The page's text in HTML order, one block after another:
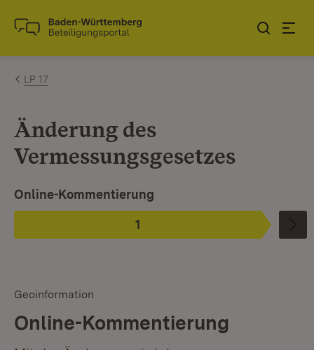
Zum Inhalt springen
Link zur Startseite
LP 17
Änderung des
Vermessungsgesetzes
Phase
1
:
Ist ausgewählt.
Online-Kommentierung
Geoinformation
Online-Kommentierung